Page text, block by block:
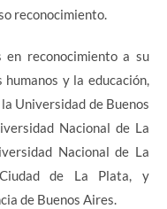
reconocimiento.
en reconocimiento a su
y la educación,
Universidad de Buenos
Nacional de La
Nacional de La
de La Plata, y
de Buenos Aires.